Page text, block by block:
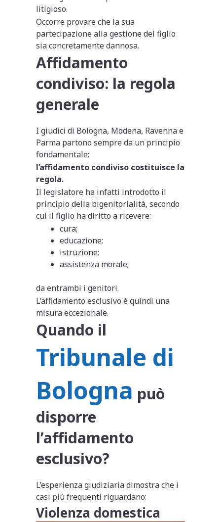
litigioso.
Occorre provare che la sua
partecipazione alla gestione del figlio
sia concretamente dannosa.
Affidamento
condiviso: la regola
generale
I giudici di Bologna, Modena, Ravenna e
Parma partono sempre da un principio
fondamentale:
l’affidamento condiviso costituisce la
regola.
Il legislatore ha infatti introdotto il
principio della bigenitorialità, secondo
cui il figlio ha diritto a ricevere:
cura;
educazione;
istruzione;
assistenza morale;
da entrambi i genitori.
L’affidamento esclusivo è quindi una
misura eccezionale.
Quando il
Tribunale di
Bologna può
disporre
l’affidamento
esclusivo?
L’esperienza giudiziaria dimostra che i
casi più frequenti riguardano:
Violenza domestica